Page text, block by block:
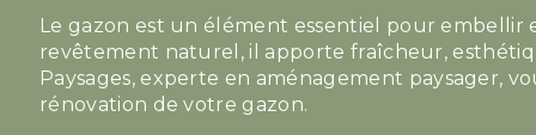
Le gazon est un élément essentiel pour embellir
revêtement naturel, il apporte fraîcheur,
Paysages, experte en aménagement paysager,
rénovation de votre gazon.